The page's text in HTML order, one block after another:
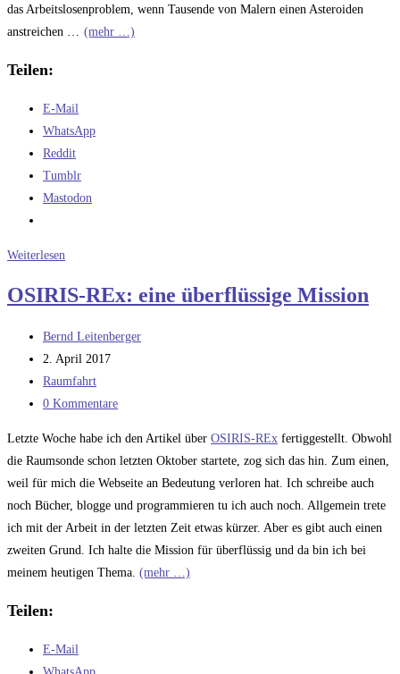
das Arbeitslosenproblem, wenn Tausende von Malern einen Asteroiden
anstreichen …
(mehr …)
Teilen:
E-Mail
WhatsApp
Reddit
Tumblr
Mastodon
Weiterlesen
NEO
Teil
2:
Anstreichen
OSIRIS-REx: eine überflüssige Mission
Beitrags-
Autor:
Bernd Leitenberger
Beitrag
veröffentlicht:
2. April 2017
Beitrags-
Kategorie:
Raumfahrt
Beitrags-
0 Kommentare
Letzte Woche habe ich den Artikel über OSIRIS-REx fertiggestellt. Obwohl
die Raumsonde schon letzten Oktober startete, zog sich das hin. Zum einen,
weil für mich die Webseite an Bedeutung verloren hat. Ich schreibe auch
noch Bücher, blogge und programmieren tu ich auch noch. Allgemein trete
ich mit der Arbeit in der letzten Zeit etwas kürzer. Aber es gibt auch einen
zweiten Grund. Ich halte die Mission für überflüssig und da bin ich bei
meinem heutigen Thema. (mehr …)
Teilen:
E-Mail